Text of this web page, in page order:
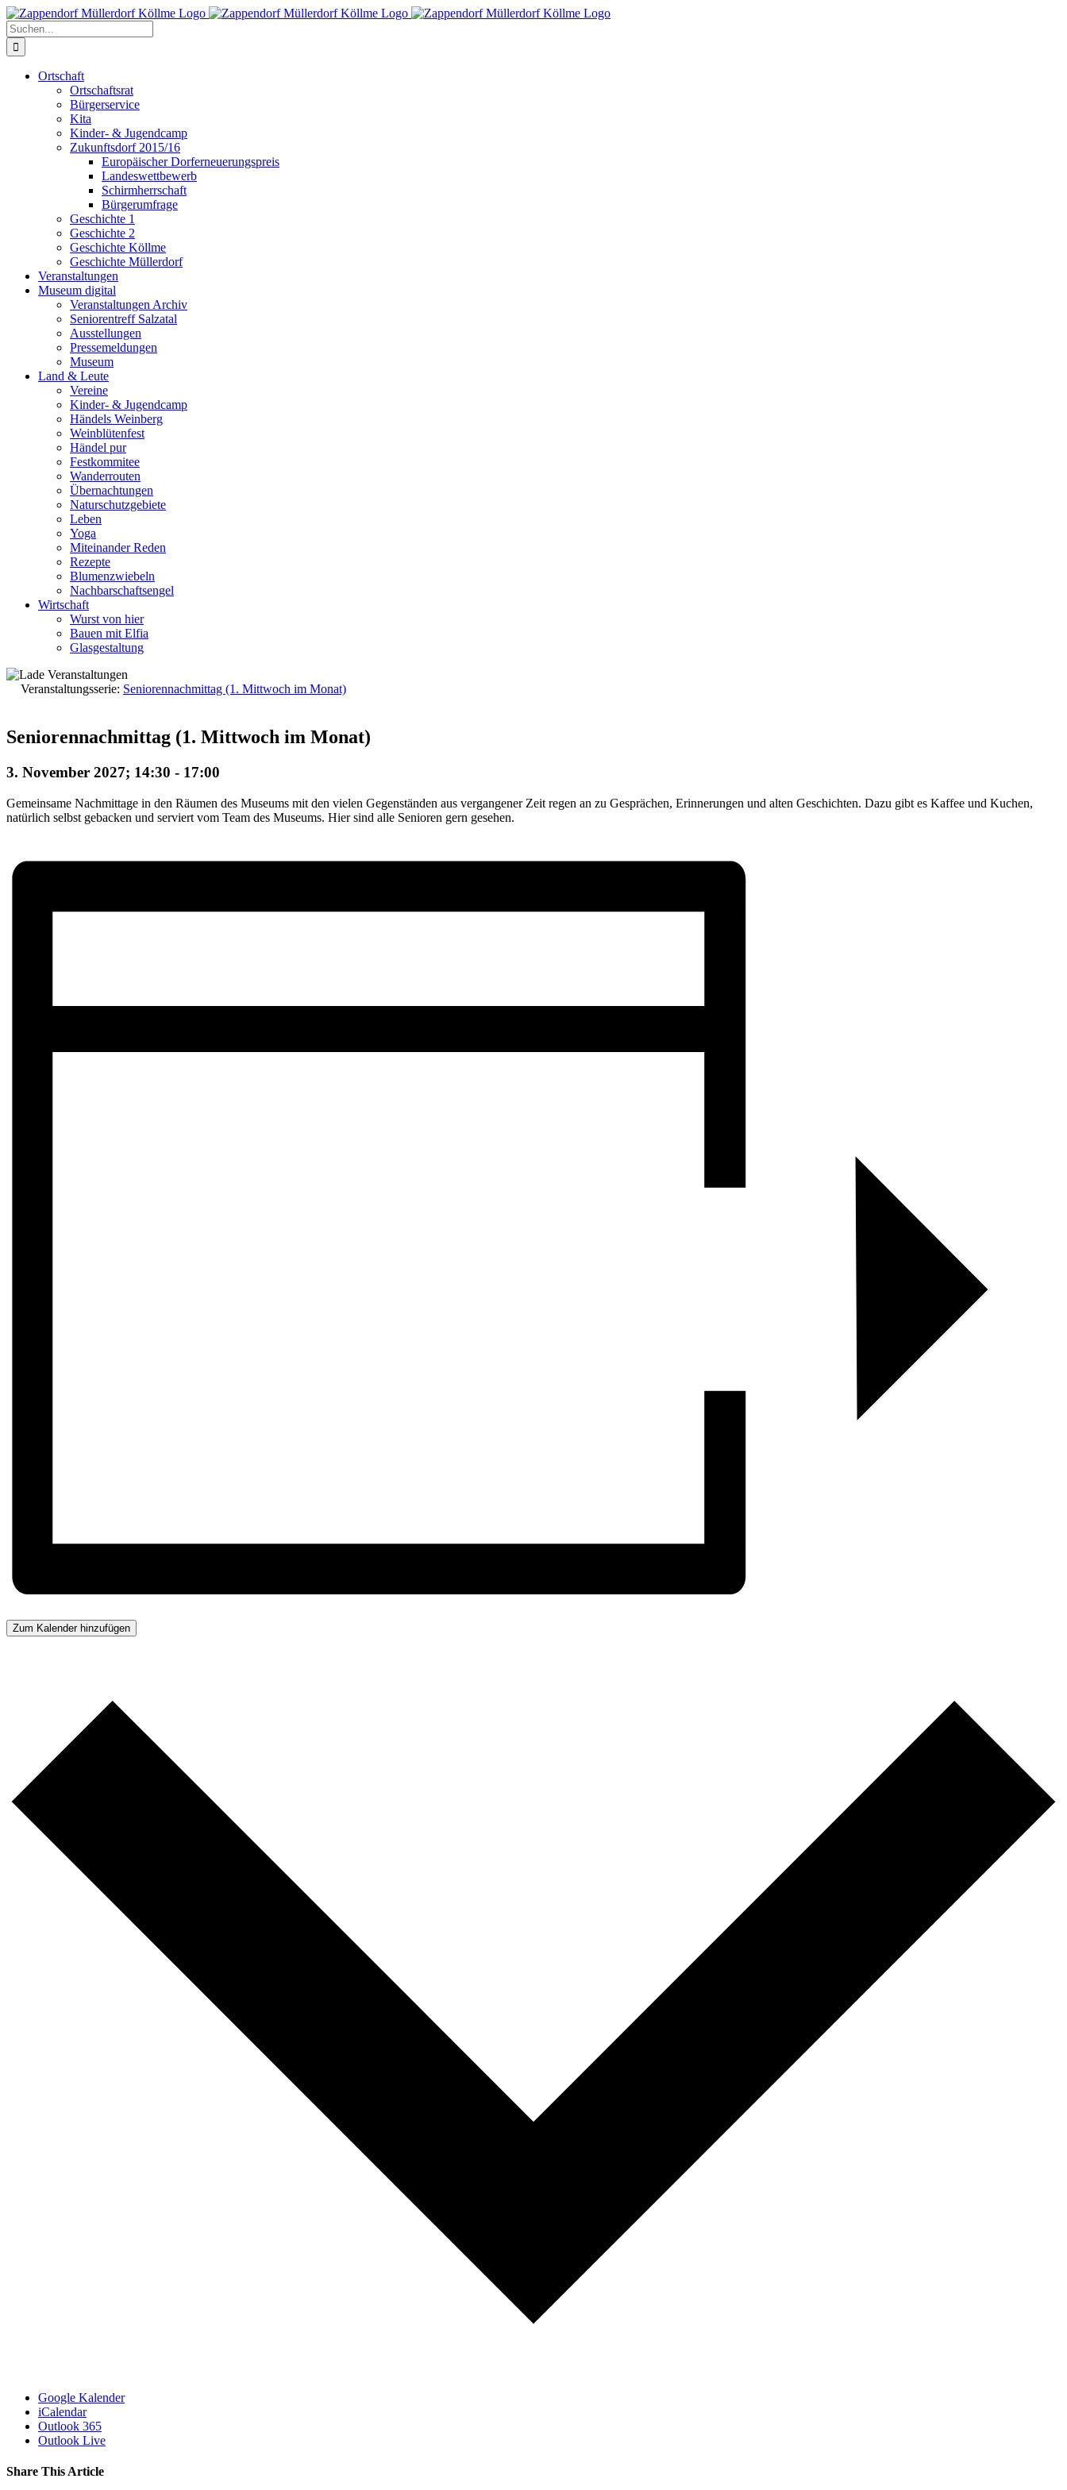
Zum
Inhalt
springen
Suche
nach:
Ortschaft
Ortschaftsrat
Bürgerservice
Kita
Kinder- & Jugendcamp
Zukunftsdorf 2015/16
Europäischer Dorferneuerungspreis
Landeswettbewerb
Schirmherrschaft
Bürgerumfrage
Geschichte 1
Geschichte 2
Geschichte Köllme
Geschichte Müllerdorf
Veranstaltungen
Museum digital
Veranstaltungen Archiv
Seniorentreff Salzatal
Ausstellungen
Pressemeldungen
Museum
Land & Leute
Vereine
Kinder- & Jugendcamp
Händels Weinberg
Weinblütenfest
Händel pur
Festkommitee
Wanderrouten
Übernachtungen
Naturschutzgebiete
Leben
Yoga
Miteinander Reden
Rezepte
Blumenzwiebeln
Nachbarschaftsengel
Wirtschaft
Wurst von hier
Bauen mit Elfia
Glasgestaltung
Veranstaltungsserie: Seniorennachmittag (1. Mittwoch im Monat)
Seniorennachmittag (1. Mittwoch im Monat)
3. November 2027; 14:30 - 17:00
Gemeinsame Nachmittage in den Räumen des Museums mit den vielen Gegenständen aus vergangener Zeit regen an zu Gesprächen, Erinnerungen und alten Geschichten. Dazu gibt es Kaffee und Kuchen,
natürlich selbst gebacken und serviert vom Team des Museums. Hier sind alle Senioren gern gesehen.
Zum Kalender hinzufügen
Google Kalender
iCalendar
Outlook 365
Outlook Live
Share This Article